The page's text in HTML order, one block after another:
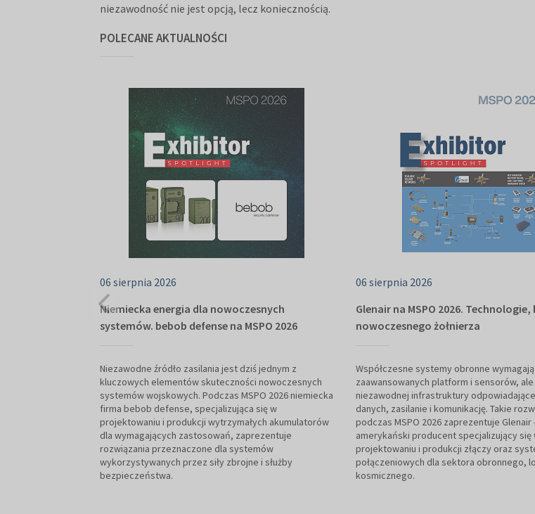
niezawodność nie jest opcją, lecz koniecznością.
POLECANE AKTUALNOŚCI
06 sierpnia 2026
Niemiecka energia dla nowoczesnych
systemów. bebob defense na MSPO 2026
Niezawodne źródło zasilania jest dziś jednym z
kluczowych elementów skuteczności nowoczesnych
systemów wojskowych. Podczas MSPO 2026 niemiecka
firma bebob defense, specjalizująca się w
projektowaniu i produkcji wytrzymałych akumulatorów
dla wymagających zastosowań, zaprezentuje
rozwiązania przeznaczone dla systemów
wykorzystywanych przez siły zbrojne i służby
bezpieczeństwa.
06 sierpnia 2026
Glenair na MSPO 2026. Technologie,
nowoczesnego żołnierza
Współczesne systemy obronne
zaawansowanych platform i sensorów,
niezawodnej infrastruktury
danych, zasilanie i komunikację. Takie
podczas MSPO 2026 zaprezentuje Glenair
amerykański producent specjalizujący się
projektowaniu i produkcji złączy oraz
połączeniowych dla sektora obronnego,
kosmicznego.